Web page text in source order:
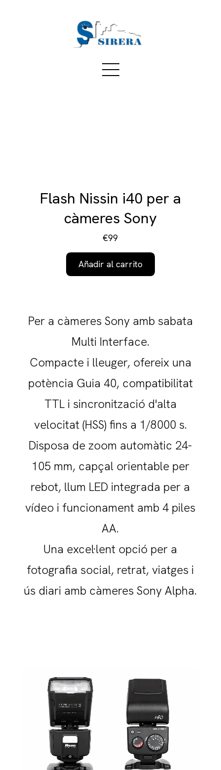
Flash Nissin i40 per a
càmeres Sony
€99
Añadir al carrito
Per a càmeres Sony amb sabata
Multi Interface.
Compacte i lleuger, ofereix una
potència Guia 40, compatibilitat
TTL i sincronització d'alta
velocitat (HSS) fins a 1/8000 s.
Disposa de zoom automàtic 24-
105 mm, capçal orientable per
rebot, llum LED integrada per a
vídeo i funcionament amb 4 piles
AA.
Una excel·lent opció per a
fotografia social, retrat, viatges i
ús diari amb càmeres Sony Alpha.